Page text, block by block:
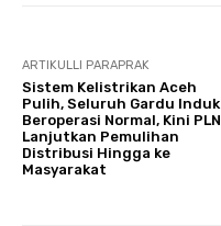
ARTIKULLI PARAPRAK
Sistem Kelistrikan Aceh
Pulih, Seluruh Gardu Induk
Beroperasi Normal, Kini PLN
Lanjutkan Pemulihan
Distribusi Hingga ke
Masyarakat